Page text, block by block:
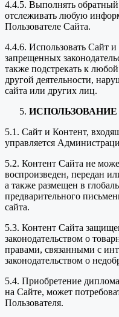
4.4.5. Выполнять
отслеживать любую
Пользователе Сайта.
4.4.6. Использовать Сайт
запрещенных
также подстрекать к
другой деятельности,
сайта или других лиц.
ИСПОЛЬЗОВАНИЕ
5.1. Сайт и Контент,
управляется
5.2. Контент Сайта не
воспроизведен, передан
а также размещен в
предварительного
сайта.
5.3. Контент Сайта
законодательством о
правами, связанными с
законодательством о
5.4. Приобретение
на Сайте, может
Пользователя.